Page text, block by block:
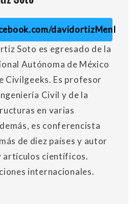
davidortizMenI
Soto es egresado de la
Autónoma de México
Civilgeeks. Es profesor
Civil y de la
en varias
es conferencista
de diez países y autor
artículos científicos.
internacionales.